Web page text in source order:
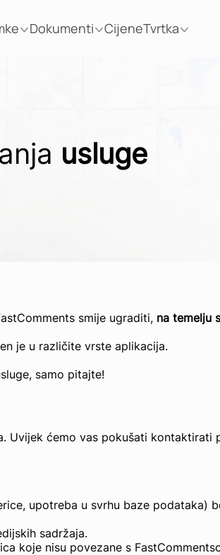
Dokumenti CijeneTvrtka
usluge
smije ugraditi, na temelju
je u različite vrste aplikacija.
samo pitajte!
Uvijek ćemo vas pokušati
upotreba u svrhu baze podataka)
sadržaja.
koje nisu povezane s